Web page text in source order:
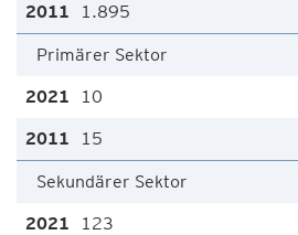
1.895
Primärer Sektor
10
15
Sekundärer Sektor
123